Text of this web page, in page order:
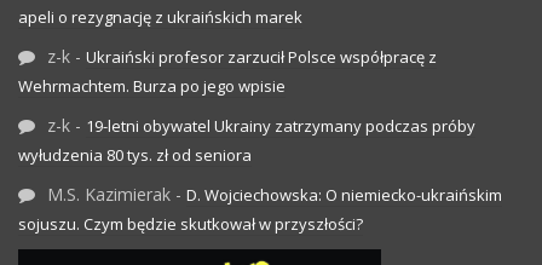
apeli o rezygnację z ukraińskich marek
z-k - Ukraiński profesor zarzucił Polsce współpracę z
Wehrmachtem. Burza po jego wpisie
z-k - 19-letni obywatel Ukrainy zatrzymany podczas próby
wyłudzenia 80 tys. zł od seniora
M.S. Kazimierak - D. Wojciechowska: O niemiecko-ukraińskim
sojuszu. Czym będzie skutkował w przyszłości?